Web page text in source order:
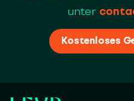
unter
Kostenloses